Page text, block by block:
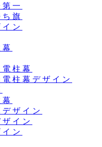
一
旗
ン
柱幕
柱幕デザイン
ザイン
イン
ン